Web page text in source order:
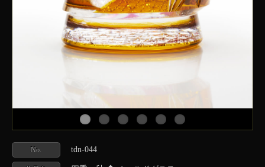
No. tdn-044